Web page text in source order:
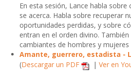
En esta sesión, Lance habla
se acerca. Habla sobre recuperar
oportunidades perdidas, y sobre
entran en el orden divino.
cambiantes de hombres y
Amante, guerrero, estadista -
(Descargar un PDF | Ver en